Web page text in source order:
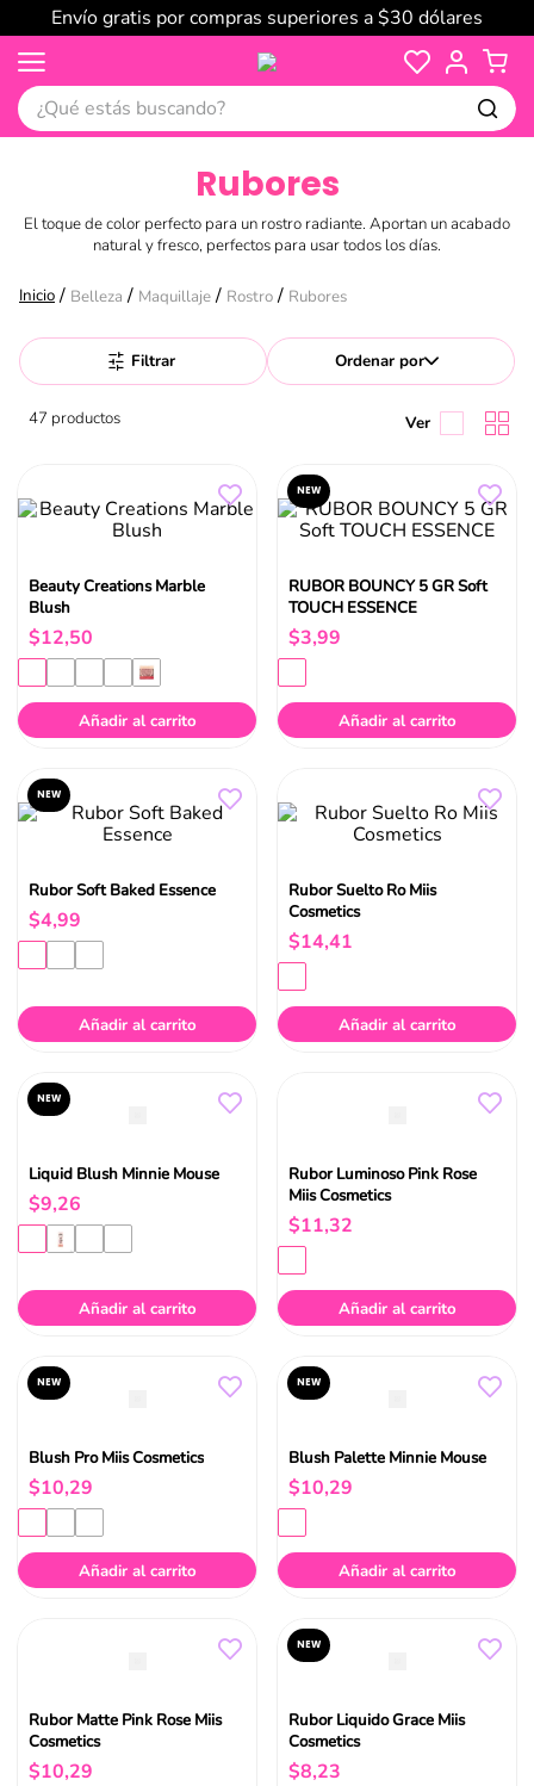
Envío gratis por compras superiores a $30 dólares
¿Qué estás buscando?
Rubores
El toque de color perfecto para un rostro radiante. Aportan un acabado
natural y fresco, perfectos para usar todos los días.
Belleza Maquillaje Rostro Rubores
Filtrar Ordenar por
47 productos
Beauty Creations Marble
Blush
$12,50
Añadir al carrito
NEW
RUBOR BOUNCY 5 GR Soft
TOUCH ESSENCE
$3,99
Añadir al carrito
NEW
Rubor Soft Baked Essence
$4,99
Añadir al carrito
Rubor Suelto Ro Miis
Cosmetics
$14,41
Añadir al carrito
NEW
Liquid Blush Minnie Mouse
$9,26
Añadir al carrito
Rubor Luminoso Pink Rose
Miis Cosmetics
$11,32
Añadir al carrito
NEW
Blush Pro Miis Cosmetics
$10,29
Añadir al carrito
NEW
Blush Palette Minnie Mouse
$10,29
Añadir al carrito
Rubor Matte Pink Rose Miis
Cosmetics
$10,29
NEW
Rubor Liquido Grace Miis
Cosmetics
$8,23